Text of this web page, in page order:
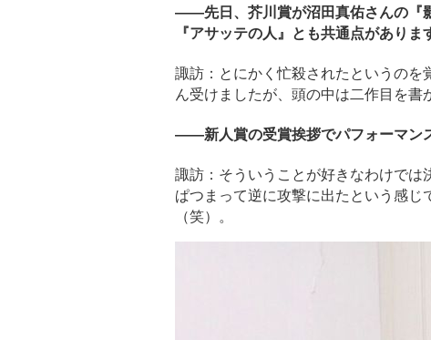
――先日、芥川賞が沼田真佑さんの『
『アサッテの人』とも共通点があり
諏訪：とにかく忙殺されたというの
ん受けましたが、頭の中は二作目を書
――新人賞の受賞挨拶でパフォーマン
諏訪：そういうことが好きなわけで
ぱつまって逆に攻撃に出たという感
（笑）。